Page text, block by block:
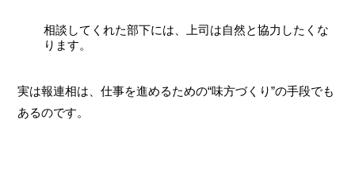
相談してくれた部下には、上司は自然と協力したくな
ります。
実は報連相は、仕事を進めるための“味方づくり”の手段でも
あるのです。